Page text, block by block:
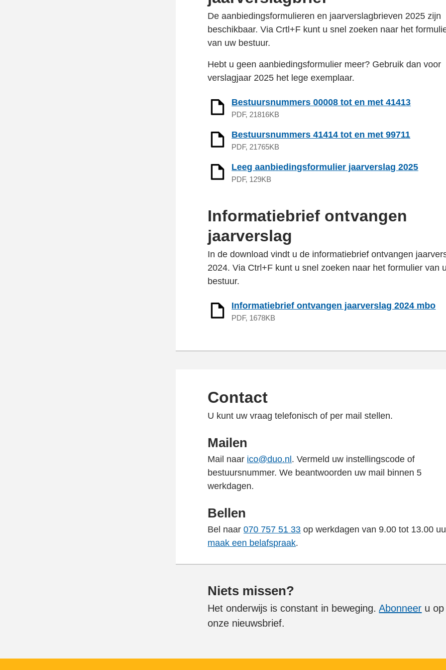
De aanbiedingsformulieren en jaarverslagbrieven 2025 zijn
beschikbaar. Via Crtl+F kunt u snel zoeken naar het
van uw bestuur.
Hebt u geen aanbiedingsformulier meer? Gebruik dan voor
verslagjaar 2025 het lege exemplaar.
Bestuursnummers 00008 tot en met 41413
PDF, 21816KB
Bestuursnummers 41414 tot en met 99711
PDF, 21765KB
Leeg aanbiedingsformulier jaarverslag 2025
PDF, 129KB
Informatiebrief ontvangen
jaarverslag
In de download vindt u de informatiebrief ontvangen
2024. Via Ctrl+F kunt u snel zoeken naar het formulier van
bestuur.
Informatiebrief ontvangen jaarverslag 2024 mbo
PDF, 1678KB
Contact
U kunt uw vraag telefonisch of per mail stellen.
Mailen
Mail naar ico@duo.nl . Vermeld uw instellingscode of
bestuursnummer. We beantwoorden uw mail binnen 5
werkdagen.
Bellen
Bel naar070 757 51 33 op werkdagen van 9.00 tot 13.00
maak een belafspraak.
Niets missen?
Het onderwijs is constant in beweging.Abonneer u op
onze nieuwsbrief.